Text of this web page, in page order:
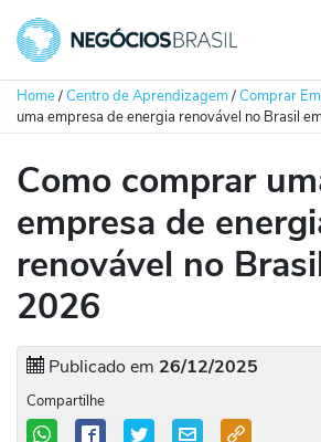
Home/Centro de Aprendizagem/Comprar
uma empresa de energia renovável no Brasil
Como comprar
empresa de
renovável no
2026
Publicado em 26/12/2025
Compartilhe